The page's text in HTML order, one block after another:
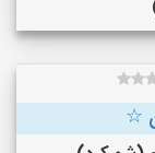
☆